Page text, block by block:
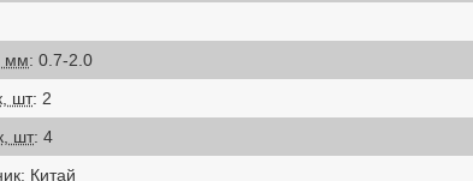
мм: 0.7-2.0
шт: 2
шт: 4
: Китай